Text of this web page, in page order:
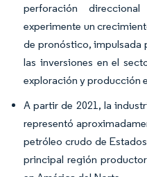
perforación
experimente un
de pronóstico, impulsada
las inversiones en el
exploración y producción
A partir de 2021, la
representó
petróleo crudo de
principal región